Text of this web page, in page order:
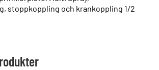
stoppkoppling och krankoppling 1/2